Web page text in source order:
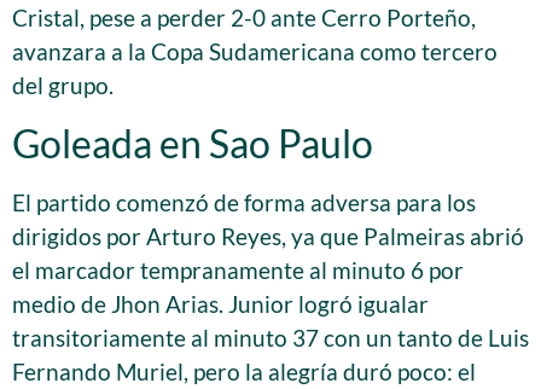
Cristal, pese a perder 2-0 ante Cerro Porteño,
avanzara a la Copa Sudamericana como tercero
del grupo.
Goleada en Sao Paulo
El partido comenzó de forma adversa para los
dirigidos por Arturo Reyes, ya que Palmeiras abrió
el marcador tempranamente al minuto 6 por
medio de Jhon Arias. Junior logró igualar
transitoriamente al minuto 37 con un tanto de Luis
Fernando Muriel, pero la alegría duró poco: el